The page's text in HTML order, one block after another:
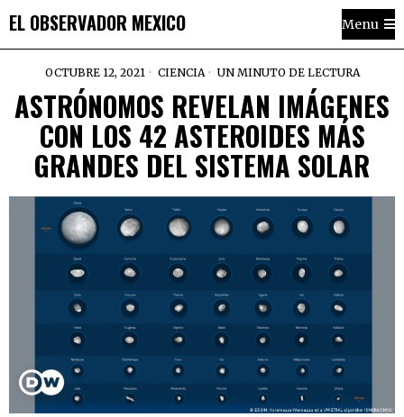
EL OBSERVADOR MEXICO Menu
OCTUBRE 12, 2021 CIENCIA UN MINUTO DE LECTURA
ASTRÓNOMOS REVELAN IMÁGENES
CON LOS 42 ASTEROIDES MÁS
GRANDES DEL SISTEMA SOLAR